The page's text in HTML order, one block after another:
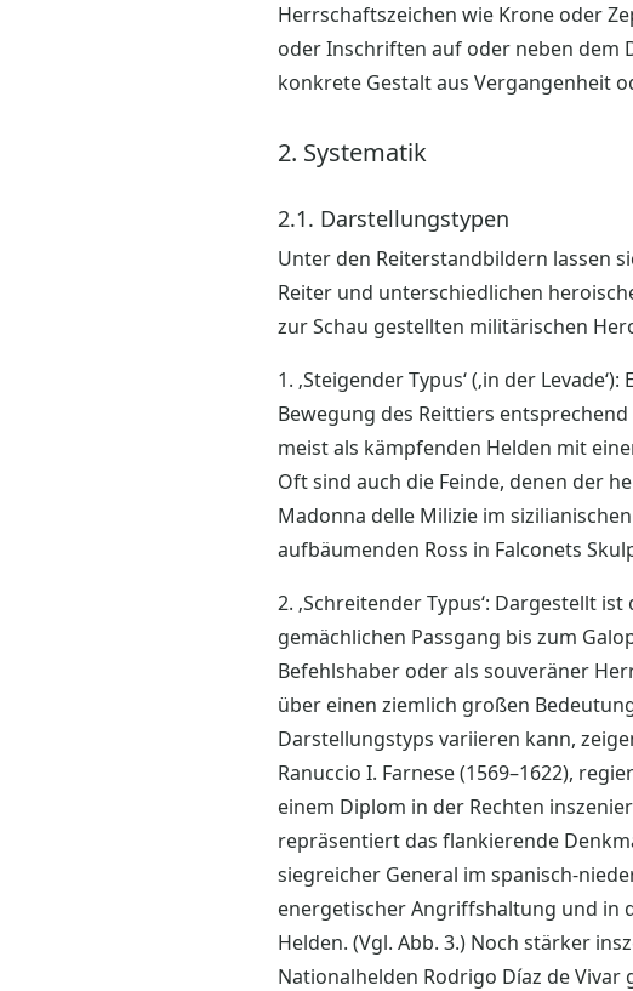
Herrschaftszeichen wie Krone oder
oder Inschriften auf oder neben dem
konkrete Gestalt aus Vergangenheit
2. Systematik
2.1. Darstellungstypen
Unter den Reiterstandbildern lassen
Reiter und unterschiedlichen
zur Schau gestellten militärischen
1. ‚Steigender Typus‘ (‚in der
Bewegung des Reittiers
meist als kämpfenden Helden mit
Oft sind auch die Feinde, denen der
Madonna delle Milizie im
aufbäumenden Ross in Falconets
2. ‚Schreitender Typus‘: Dargestellt
gemächlichen Passgang bis zum
Befehlshaber oder als souveräner
über einen ziemlich großen
Darstellungstyps variieren kann,
Ranuccio I. Farnese (1569–1622),
einem Diplom in der Rechten
repräsentiert das flankierende
siegreicher General im spanisch-
energetischer Angriffshaltung und in
Helden. (Vgl. Abb. 3.) Noch stärker
Nationalhelden Rodrigo Díaz de